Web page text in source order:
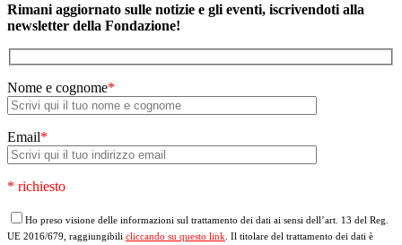
Rimani aggiornato sulle notizie e gli eventi, iscrivendoti alla
newsletter della Fondazione!
Nome e cognome*
Email*
* richiesto
Ho preso visione delle informazioni sul trattamento dei dati ai sensi dell’art. 13 del Reg.
UE 2016/679, raggiungibili cliccando su questo link . Il titolare del trattamento dei dati è